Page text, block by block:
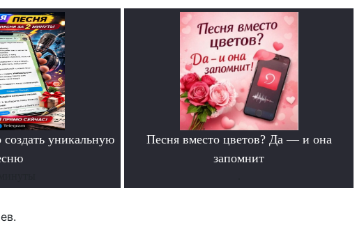
уникальную
Песня вместо цветов? Да — и она
запомнит